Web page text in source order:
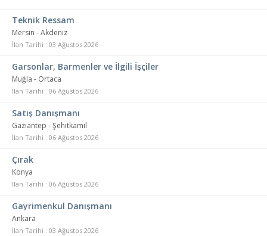
Teknik Ressam
Mersin - Akdeniz
İlan Tarihi : 03 Ağustos 2026
Garsonlar, Barmenler ve İlgili İşçiler
Muğla - Ortaca
İlan Tarihi : 06 Ağustos 2026
Satış Danışmanı
Gaziantep - Şehitkamil
İlan Tarihi : 06 Ağustos 2026
Çırak
Konya
İlan Tarihi : 06 Ağustos 2026
Gayrimenkul Danışmanı
Ankara
İlan Tarihi : 03 Ağustos 2026